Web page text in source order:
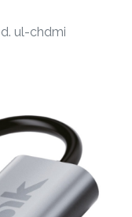
ul-chdmi